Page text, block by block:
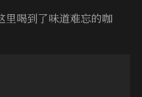
里喝到了味道难忘的咖